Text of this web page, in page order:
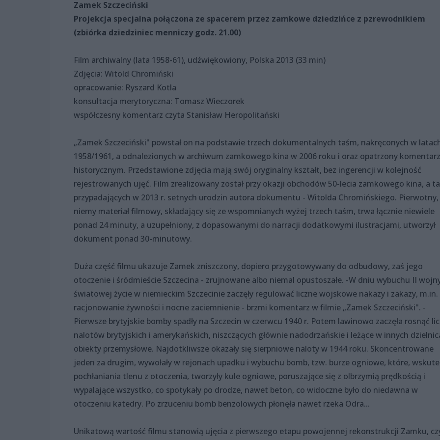
Zamek Szczeciński
Projekcja specjalna połączona ze spacerem przez zamkowe dziedzińce z pzrewodnikiem
(zbiórka dziedziniec menniczy godz. 21.00)
Film archiwalny (lata 1958-61), udźwiękowiony, Polska 2013 (33 min)
Zdjęcia: Witold Chromiński
opracowanie: Ryszard Kotla
konsultacja merytoryczna: Tomasz Wieczorek
współczesny komentarz czyta Stanisław Heropolitański
„Zamek Szczeciński" powstał on na podstawie trzech dokumentalnych taśm, nakręconych w
1958/1961, a odnalezionych w archiwum zamkowego kina w 2006 roku i oraz opatrzony
historycznym. Przedstawione zdjęcia mają swój oryginalny kształt, bez ingerencji w kolejność
rejestrowanych ujęć. Film zrealizowany został przy okazji obchodów 50-lecia zamkowego kina, a
przypadających w 2013 r. setnych urodzin autora dokumentu - Witolda Chromińskiego. Pierwotny,
niemy materiał filmowy, składający się ze wspomnianych wyżej trzech taśm, trwa łącznie niewiele
ponad 24 minuty, a uzupełniony, z dopasowanymi do narracji dodatkowymi ilustracjami, utworzył
dokument ponad 30-minutowy.
Duża część filmu ukazuje Zamek zniszczony, dopiero przygotowywany do odbudowy, zaś jego
otoczenie i śródmieście Szczecina - zrujnowane albo niemal opustoszałe. -W dniu wybuchu II
światowej życie w niemieckim Szczecinie zaczęły regulować liczne wojskowe nakazy i zakazy, m.in.
racjonowanie żywności i nocne zaciemnienie - brzmi komentarz w filmie „Zamek Szczeciński". -
Pierwsze brytyjskie bomby spadły na Szczecin w czerwcu 1940 r. Potem lawinowo zaczęła rosnąć
nalotów brytyjskich i amerykańskich, niszczących głównie nadodrzańskie i leżące w innych
obiekty przemysłowe. Najdotkliwsze okazały się sierpniowe naloty w 1944 roku. Skoncentrowane
jeden za drugim, wywołały w rejonach upadku i wybuchu bomb, tzw. burze ogniowe, które,
pochłaniania tlenu z otoczenia, tworzyły kule ogniowe, poruszające się z olbrzymią prędkością i
wypalające wszystko, co spotykały po drodze, nawet beton, co widoczne było do niedawna w
otoczeniu katedry. Po zrzuceniu bomb benzolowych płonęła nawet rzeka Odra...
Unikatową wartość filmu stanowią ujęcia z pierwszego etapu powojennej rekonstrukcji Zamku,